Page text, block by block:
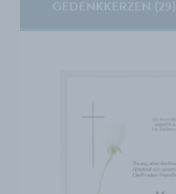
GEDENKKERZEN (29)